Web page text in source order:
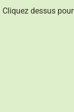
dessus pour